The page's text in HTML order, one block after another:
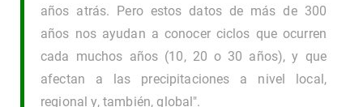
años atrás. Pero estos datos de más de 300
años nos ayudan a conocer ciclos que ocurren
cada muchos años (10, 20 o 30 años), y que
afectan a las precipitaciones a nivel local,
regional y, también, global".